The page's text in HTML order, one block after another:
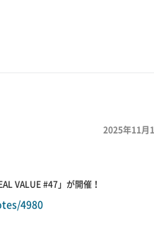
2025年11月
VALUE #47」が開催！
4980